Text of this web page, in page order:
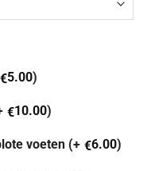
€5.00)
€10.00)
voeten (+ €6.00)